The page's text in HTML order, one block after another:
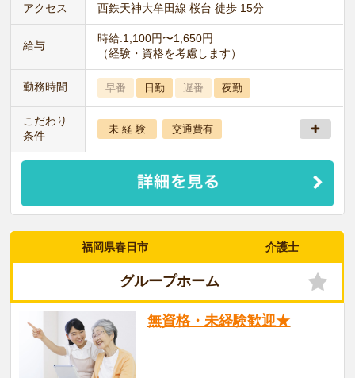
アクセス 西鉄天神大牟田線 桜台 徒歩 15分
給与
時給:1,100円〜1,650円
（経験・資格を考慮します）
勤務時間 早番 日勤 遅番 夜勤
こだわり
条件
未 経 験 交通費有
福岡県春日市 介護士
グループホーム
無資格・未経験歓迎★